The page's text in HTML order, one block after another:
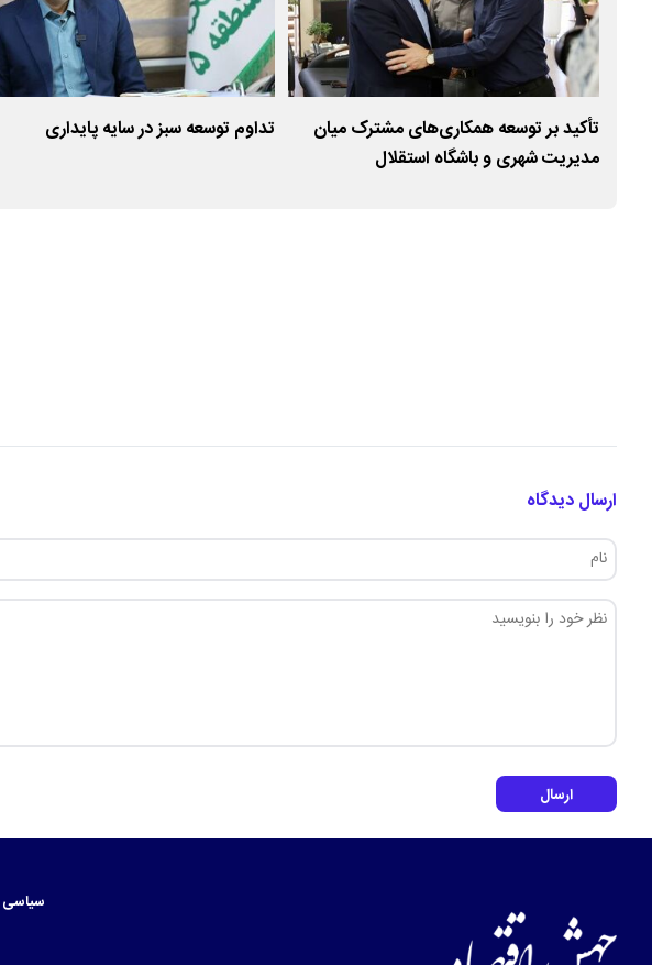
تأکید بر توسعه همکاری‌های مشترک میان
مدیریت شهری و باشگاه استقلال
تداوم توسعه سبز در سایه پایداری
ارسال دیدگاه
ارسال
سیاسی